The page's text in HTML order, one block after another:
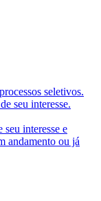
seletivos.
seu interesse.
seu interesse e
andamento ou já